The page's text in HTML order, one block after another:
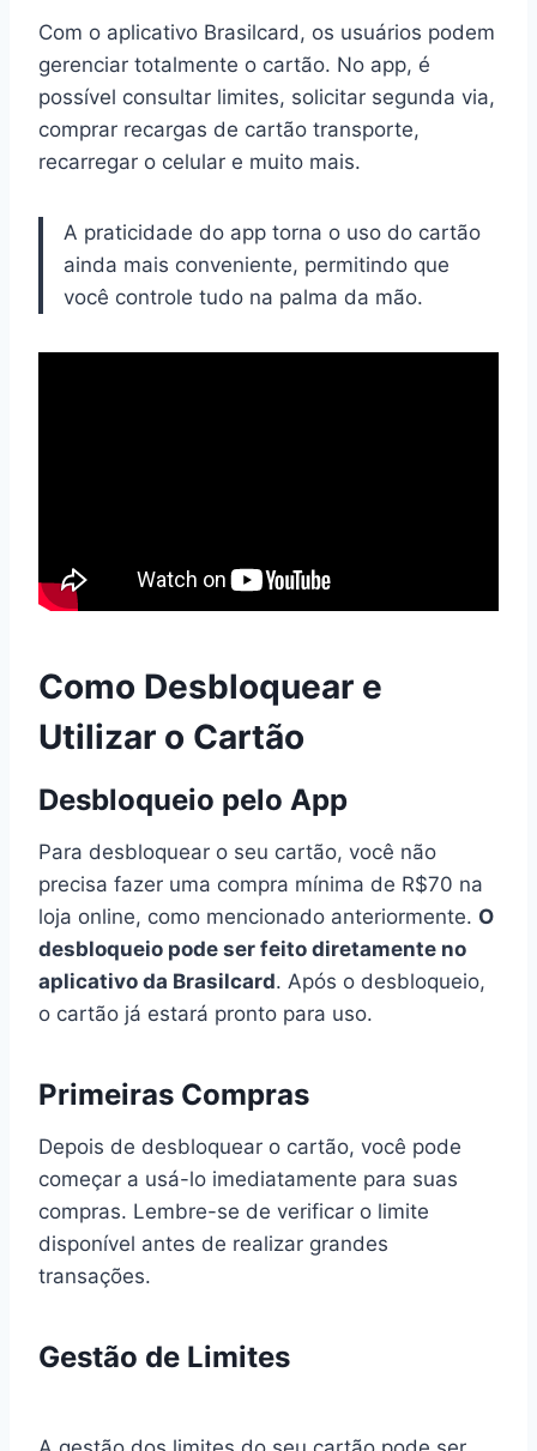
Com o aplicativo Brasilcard, os usuários podem
gerenciar totalmente o cartão. No app, é
possível consultar limites, solicitar segunda via,
comprar recargas de cartão transporte,
recarregar o celular e muito mais.
A praticidade do app torna o uso do cartão
ainda mais conveniente, permitindo que
você controle tudo na palma da mão.
Como Desbloquear e
Utilizar o Cartão
Desbloqueio pelo App
Para desbloquear o seu cartão, você não
precisa fazer uma compra mínima de R$70 na
loja online, como mencionado anteriormente. O
desbloqueio pode ser feito diretamente no
aplicativo da Brasilcard. Após o desbloqueio,
o cartão já estará pronto para uso.
Primeiras Compras
Depois de desbloquear o cartão, você pode
começar a usá-lo imediatamente para suas
compras. Lembre-se de verificar o limite
disponível antes de realizar grandes
transações.
Gestão de Limites